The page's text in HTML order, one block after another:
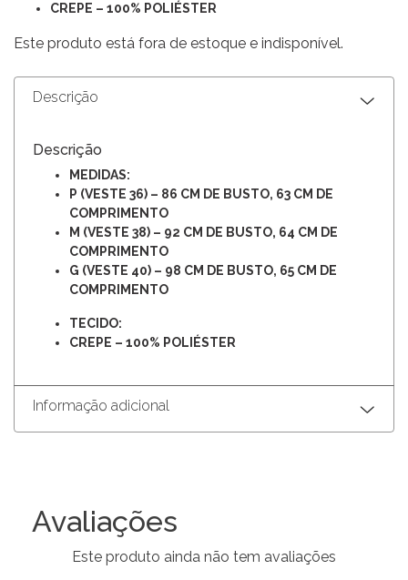
CREPE – 100% POLIÉSTER
Este produto está fora de estoque e indisponível.
Descrição
Descrição
MEDIDAS:
P (VESTE 36) – 86 CM DE BUSTO, 63 CM DE
COMPRIMENTO
M (VESTE 38) – 92 CM DE BUSTO, 64 CM DE
COMPRIMENTO
G (VESTE 40) – 98 CM DE BUSTO, 65 CM DE
COMPRIMENTO
TECIDO:
CREPE – 100% POLIÉSTER
Informação adicional
Avaliações
Este produto ainda não tem avaliações